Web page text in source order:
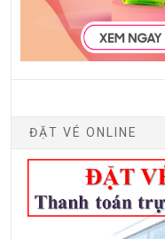
ĐẶT VÉ ONLINE